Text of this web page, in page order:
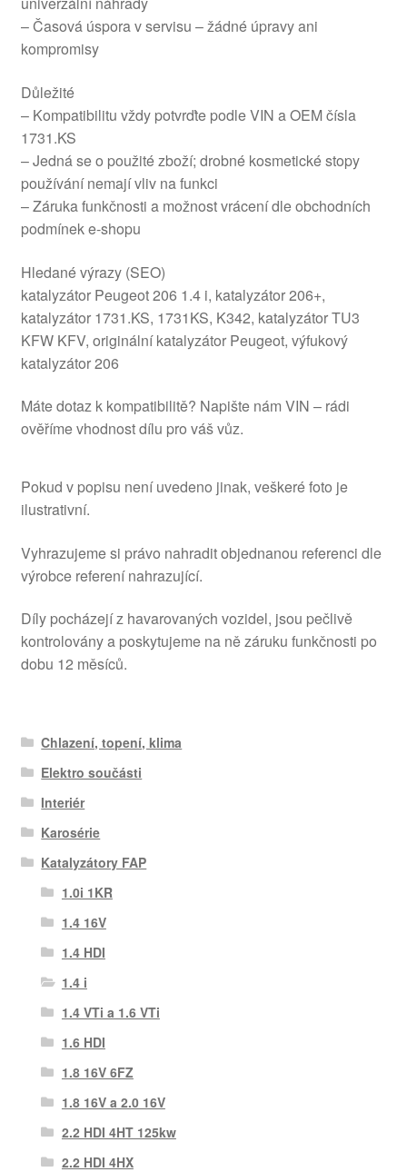
– Časová úspora v servisu – žádné úpravy ani
kompromisy
Důležité
– Kompatibilitu vždy potvrďte podle VIN a OEM čísla
1731.KS
– Jedná se o použité zboží; drobné kosmetické stopy
používání nemají vliv na funkci
– Záruka funkčnosti a možnost vrácení dle obchodních
podmínek e‑shopu
Hledané výrazy (SEO)
katalyzátor Peugeot 206 1.4 i, katalyzátor 206+,
katalyzátor 1731.KS, 1731KS, K342, katalyzátor TU3
KFW KFV, originální katalyzátor Peugeot, výfukový
katalyzátor 206
Máte dotaz k kompatibilitě? Napište nám VIN – rádi
ověříme vhodnost dílu pro váš vůz.
Pokud v popisu není uvedeno jinak, veškeré foto je
ilustrativní.
Vyhrazujeme si právo nahradit objednanou referenci dle
výrobce referení nahrazující.
Díly pocházejí z havarovaných vozidel, jsou pečlivě
kontrolovány a poskytujeme na ně záruku funkčnosti po
dobu 12 měsíců.
Chlazení, topení, klima
Elektro součásti
Interiér
Karosérie
Katalyzátory FAP
1.0i 1KR
1.4 16V
1.4 HDI
1.4 i
1.4 VTi a 1.6 VTi
1.6 HDI
1.8 16V 6FZ
1.8 16V a 2.0 16V
2.2 HDI 4HT 125kw
2.2 HDI 4HX